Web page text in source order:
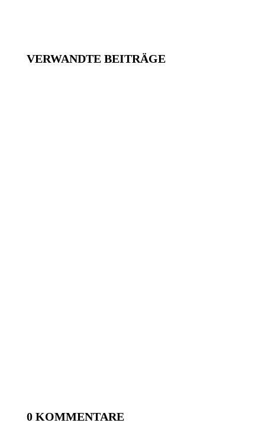
VERWANDTE BEITRÄGE
0 KOMMENTARE